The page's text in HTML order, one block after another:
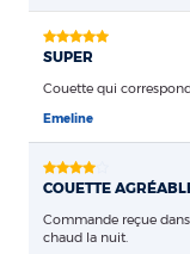
SUPER
Couette qui
Emeline
COUETTE
Commande reçue
chaud la nuit.